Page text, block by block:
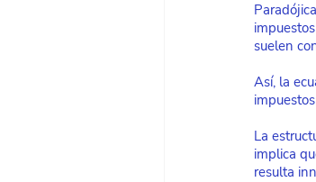
suelen
Así, la
La
implica
resulta